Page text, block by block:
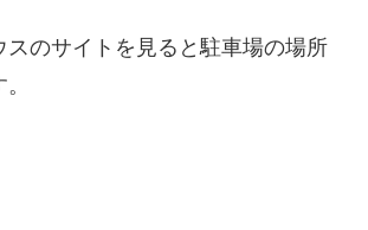
スのサイトを見ると駐車場の場所